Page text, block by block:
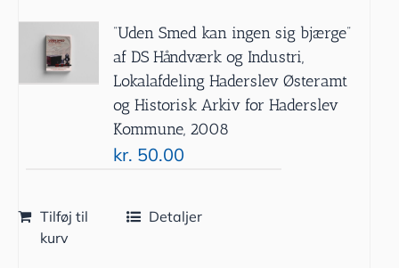
”Uden Smed kan ingen sig bjærge”
af DS Håndværk og Industri,
Lokalafdeling Haderslev Østeramt
og Historisk Arkiv for Haderslev
Kommune, 2008
kr. 50.00
Tilføj til
kurv
Detaljer